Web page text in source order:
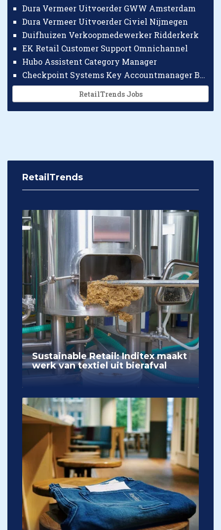
Dura Vermeer Uitvoerder GWW Amsterdam
Dura Vermeer Uitvoerder Civiel Nijmegen
Duifhuizen Verkoopmedewerker Ridderkerk
EK Retail Customer Support Omnichannel
Hubo Assistent Category Manager
Checkpoint Systems Key Accountmanager Benelux
RetailTrends Jobs
RetailTrends
Sustainable Retail: Inditex maakt
werk van textiel uit bierafval